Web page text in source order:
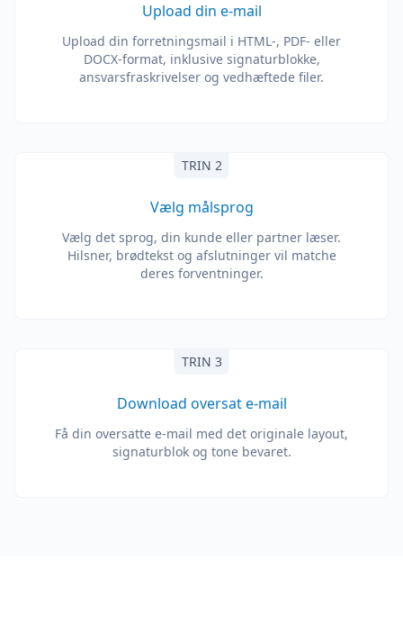
Upload din e-mail
Upload din forretningsmail i HTML-, PDF- eller
DOCX-format, inklusive signaturblokke,
ansvarsfraskrivelser og vedhæftede filer.
TRIN 2
Vælg målsprog
Vælg det sprog, din kunde eller partner læser.
Hilsner, brødtekst og afslutninger vil matche
deres forventninger.
TRIN 3
Download oversat e-mail
Få din oversatte e-mail med det originale layout,
signaturblok og tone bevaret.